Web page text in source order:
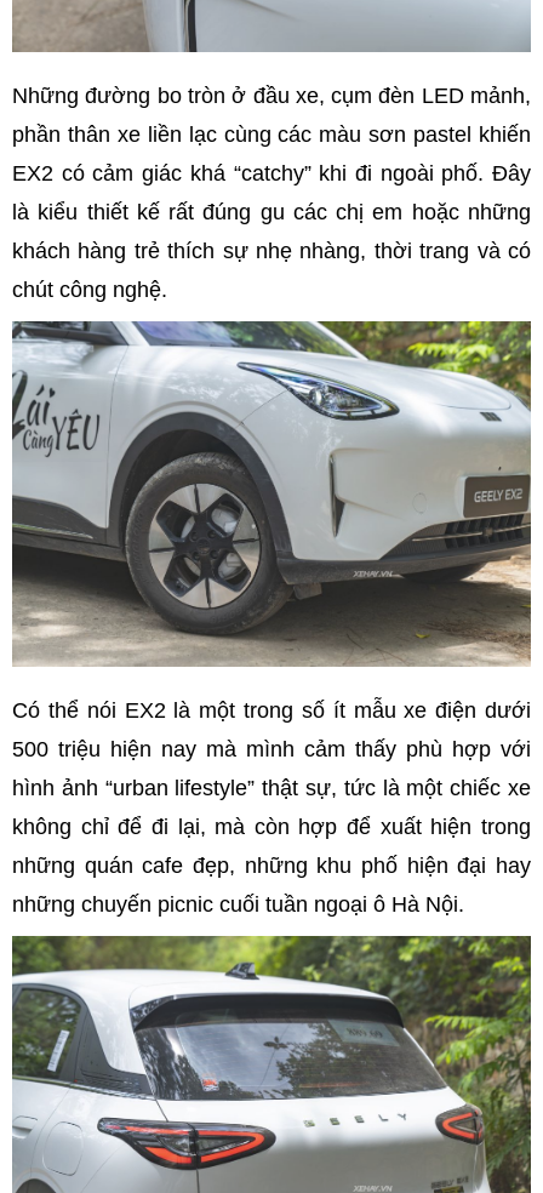
Những đường bo tròn ở đầu xe, cụm đèn LED mảnh,
phần thân xe liền lạc cùng các màu sơn pastel khiến
EX2 có cảm giác khá “catchy” khi đi ngoài phố. Đây
là kiểu thiết kế rất đúng gu các chị em hoặc những
khách hàng trẻ thích sự nhẹ nhàng, thời trang và có
chút công nghệ.
Có thể nói EX2 là một trong số ít mẫu xe điện dưới
500 triệu hiện nay mà mình cảm thấy phù hợp với
hình ảnh “urban lifestyle” thật sự, tức là một chiếc xe
không chỉ để đi lại, mà còn hợp để xuất hiện trong
những quán cafe đẹp, những khu phố hiện đại hay
những chuyến picnic cuối tuần ngoại ô Hà Nội.